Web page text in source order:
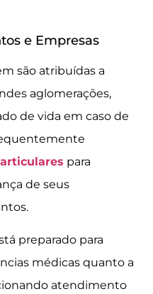
e Empresas
são atribuídas a
aglomerações,
de vida em caso de
para
de seus
preparado para
médicas quanto a
atendimento